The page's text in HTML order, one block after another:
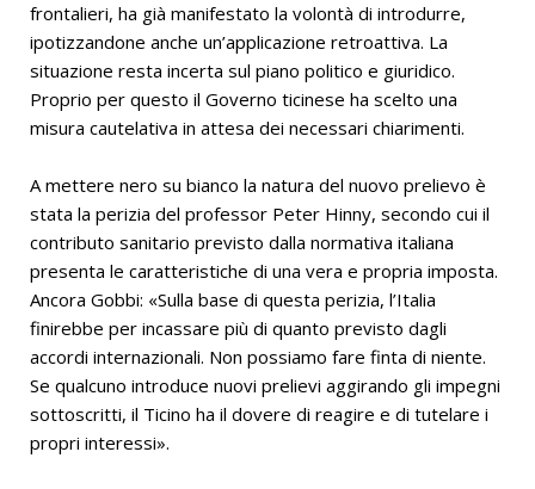
frontalieri, ha già manifestato la volontà di introdurre,
ipotizzandone anche un’applicazione retroattiva. La
situazione resta incerta sul piano politico e giuridico.
Proprio per questo il Governo ticinese ha scelto una
misura cautelativa in attesa dei necessari chiarimenti.
A mettere nero su bianco la natura del nuovo prelievo è
stata la perizia del professor Peter Hinny, secondo cui il
contributo sanitario previsto dalla normativa italiana
presenta le caratteristiche di una vera e propria imposta.
Ancora Gobbi: «Sulla base di questa perizia, l’Italia
finirebbe per incassare più di quanto previsto dagli
accordi internazionali. Non possiamo fare finta di niente.
Se qualcuno introduce nuovi prelievi aggirando gli impegni
sottoscritti, il Ticino ha il dovere di reagire e di tutelare i
propri interessi».